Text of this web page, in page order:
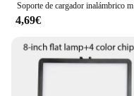
4,69€